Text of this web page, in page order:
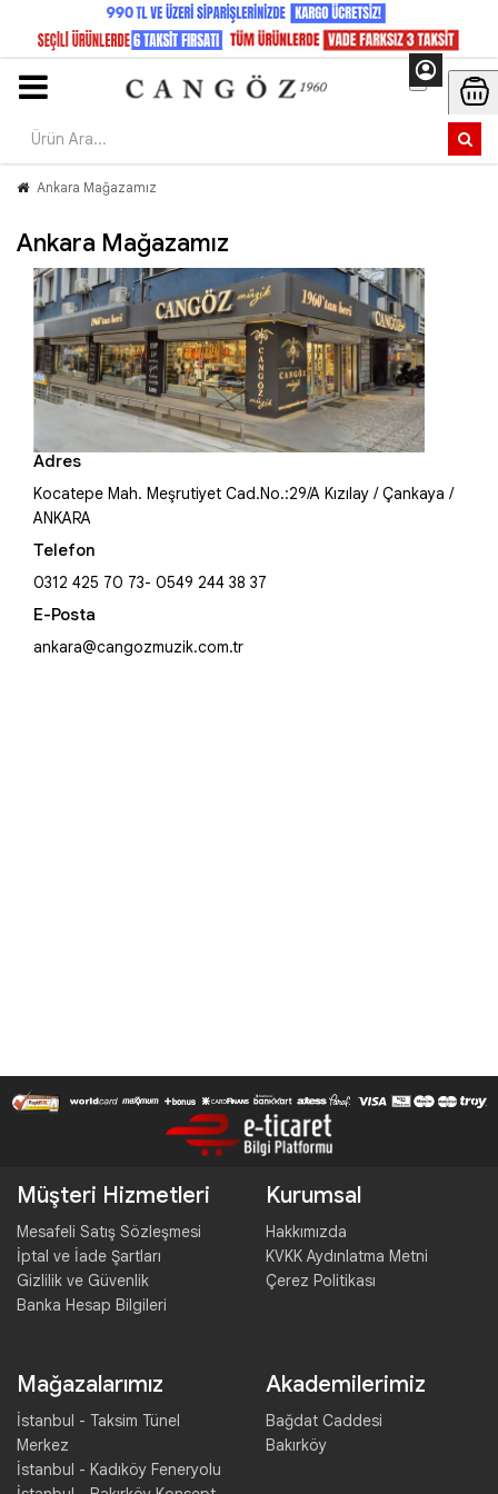
Ankara Mağazamız
Ankara Mağazamız
Adres
Kocatepe Mah. Meşrutiyet Cad.No.:29/A Kızılay / Çankaya /
ANKARA
Telefon
0312 425 70 73- 0549 244 38 37
E-Posta
ankara@cangozmuzik.com.tr
Müşteri Hizmetleri
Mesafeli Satış Sözleşmesi
İptal ve İade Şartları
Gizlilik ve Güvenlik
Banka Hesap Bilgileri
Kurumsal
Hakkımızda
KVKK Aydınlatma Metni
Çerez Politikası
Mağazalarımız
İstanbul - Taksim Tünel
Merkez
İstanbul - Kadıköy Feneryolu
Akademilerimiz
Bağdat Caddesi
Bakırköy